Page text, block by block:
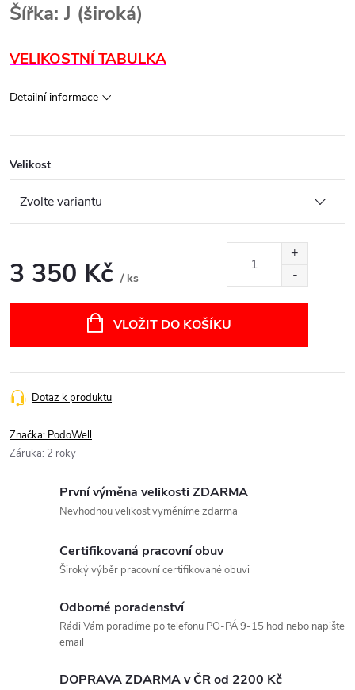
Šířka: J (široká)
VELIKOSTNÍ TABULKA
Detailní informace
Velikost
3 350 Kč / ks
VLOŽIT DO KOŠÍKU
Dotaz k produktu
Značka: PodoWell
Záruka: 2 roky
První výměna velikosti ZDARMA
Nevhodnou velikost vyměníme zdarma
Certifikovaná pracovní obuv
Široký výběr pracovní certifikované obuvi
Odborné poradenství
Rádi Vám poradíme po telefonu PO-PÁ 9-15 hod nebo napište
email
DOPRAVA ZDARMA v ČR od 2200 Kč